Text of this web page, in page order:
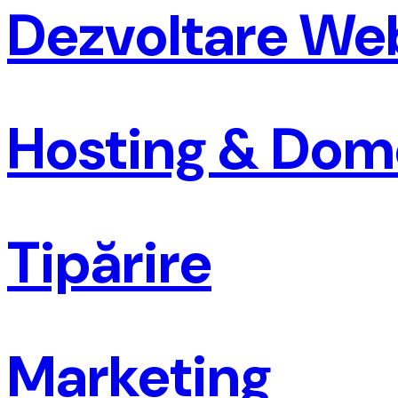
Dezvoltare
Hosting &
Tipărire
Marketing